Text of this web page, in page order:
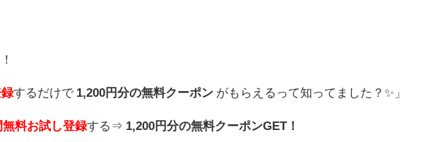
するだけで 1,200円分の無料クーポン がもらえるって知ってました？✨」
無料お試し登録する⇒ 1,200円分の無料クーポンGET！